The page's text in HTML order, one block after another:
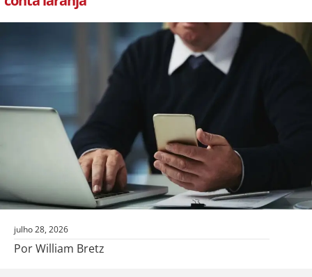
julho 28, 2026
Por William Bretz